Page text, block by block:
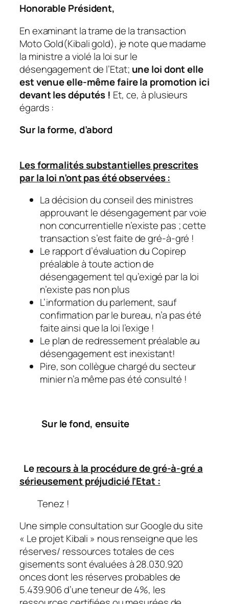
Honorable Président,
En examinant la trame de la transaction
Moto Gold(Kibali gold), je note que madame
la ministre a violé la loi sur le
désengagement de l’Etat; une loi dont elle
est venue elle-même faire la promotion ici
devant les députés ! Et, ce, à plusieurs
égards :
Sur la forme, d’abord
Les formalités substantielles prescrites
par la loi n’ont pas été observées :
La décision du conseil des ministres
approuvant le désengagement par voie
non concurrentielle n’existe pas ; cette
transaction s’est faite de gré-à-gré !
Le rapport d’évaluation du Copirep
préalable à toute action de
désengagement tel qu’exigé par la loi
n’existe pas non plus
L’information du parlement, sauf
confirmation par le bureau, n’a pas été
faite ainsi que la loi l’exige !
Le plan de redressement préalable au
désengagement est inexistant!
Pire, son collègue chargé du secteur
minier n’a même pas été consulté !
Sur le fond, ensuite
Lerecours à la procédure de gré-à-gré a
sérieusement préjudicié l’Etat :
Tenez !
Une simple consultation sur Google du site
« Le projet Kibali » nous renseigne que les
réserves/ ressources totales de ces
gisements sont évaluées à 28.030.920
onces dont les réserves probables de
5.439.906 d’une teneur de 4%, les